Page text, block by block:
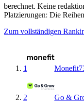
berechnet. Keine
Platzierungen: Die
Zum vollständigen
1 Monefit
2 Go &